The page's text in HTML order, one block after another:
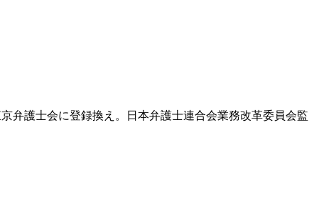
弁護士会に登録換え。日本弁護士連合会業務改革委員会監